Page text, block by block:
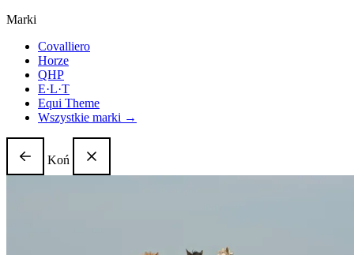
Marki
Covalliero
Horze
QHP
E·L·T
Equi Theme
Wszystkie marki →
Koń